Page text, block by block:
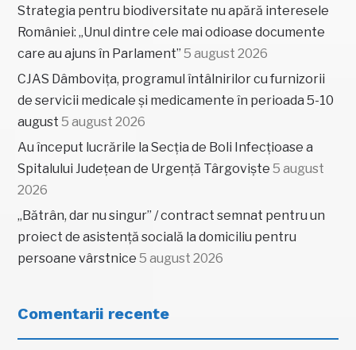
Strategia pentru biodiversitate nu apără interesele
României: „Unul dintre cele mai odioase documente
care au ajuns în Parlament” 5 august 2026
CJAS Dâmbovița, programul întâlnirilor cu furnizorii
de servicii medicale și medicamente în perioada 5-10
august 5 august 2026
Au început lucrările la Secția de Boli Infecțioase a
Spitalului Județean de Urgență Târgoviște 5 august
2026
„Bătrân, dar nu singur” / contract semnat pentru un
proiect de asistență socială la domiciliu pentru
persoane vârstnice 5 august 2026
Comentarii recente